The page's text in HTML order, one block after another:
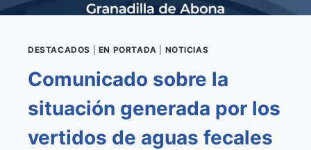
DESTACADOS EN PORTADA NOTICIAS
Comunicado sobre la
situación generada por los
vertidos de aguas fecales